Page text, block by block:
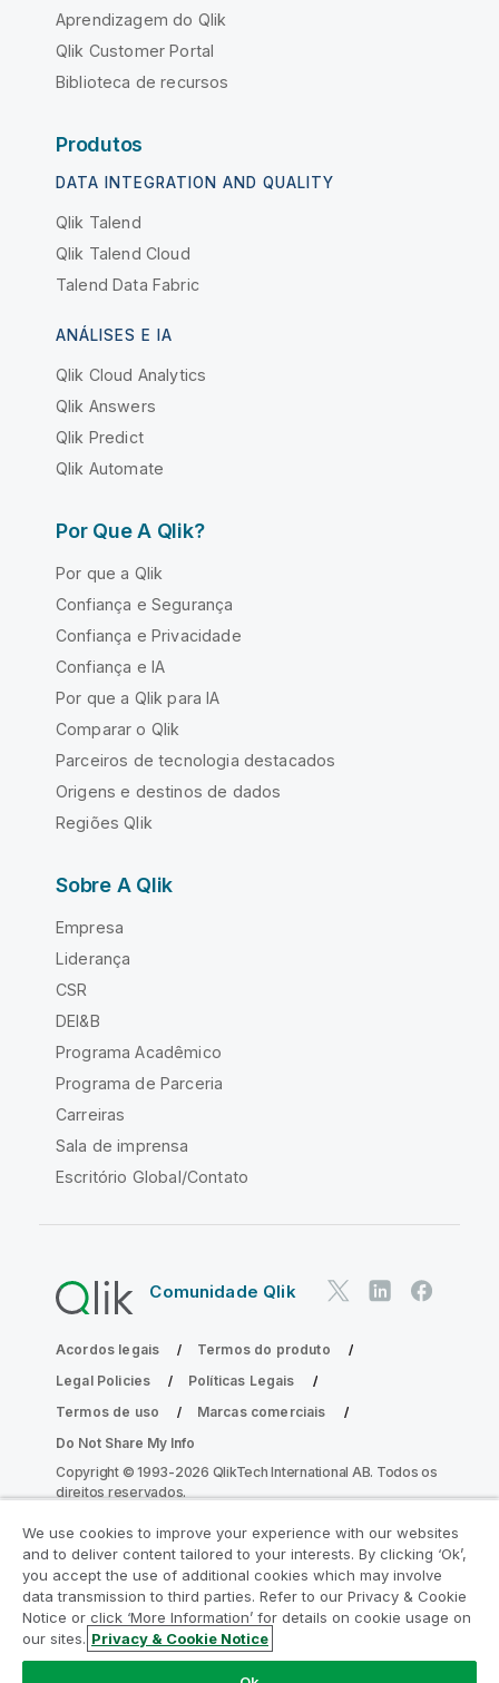
Aprendizagem do Qlik
Qlik Customer Portal
Biblioteca de recursos
Produtos
DATA INTEGRATION AND QUALITY
Qlik Talend
Qlik Talend Cloud
Talend Data Fabric
ANÁLISES E IA
Qlik Cloud Analytics
Qlik Answers
Qlik Predict
Qlik Automate
Por Que A Qlik?
Por que a Qlik
Confiança e Segurança
Confiança e Privacidade
Confiança e IA
Por que a Qlik para IA
Comparar o Qlik
Parceiros de tecnologia destacados
Origens e destinos de dados
Regiões Qlik
Sobre A Qlik
Empresa
Liderança
CSR
DEI&B
Programa Acadêmico
Programa de Parceria
Carreiras
Sala de imprensa
Escritório Global/Contato
Comunidade Qlik
Acordos legais
Termos do produto
Legal Policies
Políticas Legais
Termos de uso
Marcas comerciais
Do Not Share My Info
Copyright © 1993-2026 QlikTech International AB. Todos os
direitos reservados.
Participe do Programa de Modernização
do Analytics
Modernize sem comprometer seus valiosos aplicativos
QlikView com o Programa de Modernização do Analytics.
We use cookies to improve your experience with our websites
and to deliver content tailored to your interests. By clicking ‘Ok’,
you accept the use of additional cookies which may involve
data transmission to third parties. Refer to our Privacy & Cookie
Notice or click ‘More Information’ for details on cookie usage on
our sites. Privacy & Cookie Notice